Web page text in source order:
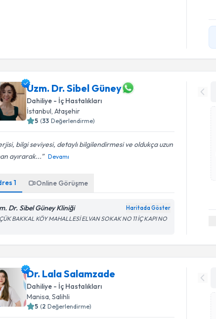
Uzm. Dr. Sibel Güney
Dahiliye - İç Hastalıkları
İstanbul, Ataşehir
5 (33 Değerlendirme)
bilgi seviyesi, detaylı bilgilendirmesi ve oldukça uzun
ayırarak...
Devamı
1 Online Görüşme
Dr. Sibel Güney Kliniği Haritada Göster
BAKKAL KÖY MAHALLESİ ELVAN SOKAK NO 11 İÇ KAPI NO
Dr. Lala Salamzade
Dahiliye - İç Hastalıkları
Manisa, Salihli
5 (2 Değerlendirme)